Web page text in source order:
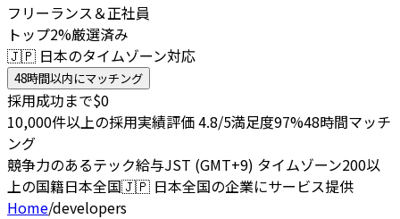
フリーランス＆正社員
トップ2%厳選済み
🇯🇵 日本のタイムゾーン対応
48時間以内にマッチング
採用成功まで$0
10,000件以上の採用実績評価 4.8/5満足度97%48時間マッチ
ング
競争力のあるテック給与JST (GMT+9) タイムゾーン200以
上の国籍日本全国🇯🇵 日本全国の企業にサービス提供
Home/developers